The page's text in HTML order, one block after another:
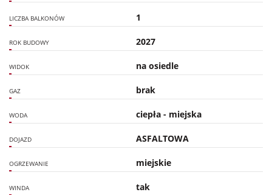
LICZBA BALKONÓW 1
ROK BUDOWY 2027
WIDOK na osiedle
GAZ brak
WODA ciepła - miejska
DOJAZD ASFALTOWA
OGRZEWANIE miejskie
WINDA tak